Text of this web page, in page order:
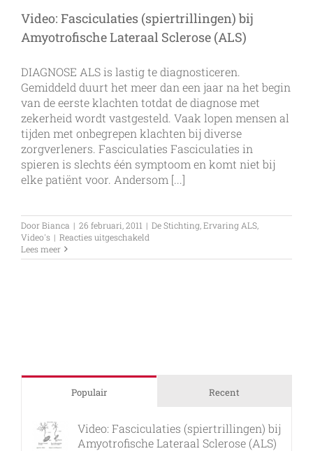
Video: Fasciculaties (spiertrillingen) bij
Amyotrofische Lateraal Sclerose (ALS)
DIAGNOSE ALS is lastig te diagnosticeren.
Gemiddeld duurt het meer dan een jaar na het begin
van de eerste klachten totdat de diagnose met
zekerheid wordt vastgesteld. Vaak lopen mensen al
tijden met onbegrepen klachten bij diverse
zorgverleners. Fasciculaties Fasciculaties in
spieren is slechts één symptoom en komt niet bij
elke patiënt voor. Andersom [...]
DoorBianca | 26 februari, 2011 | De Stichting Ervaring ALS
Video's | Reacties uitgeschakeld
Fasciculaties
Lees meer
Populair Recent
Video: Fasciculaties (spiertrillingen) bij
Amyotrofische Lateraal Sclerose (ALS)